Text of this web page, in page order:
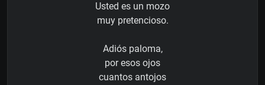
Usted es un mozo
muy pretencioso.
Adiós paloma,
por esos ojos
cuantos antojos